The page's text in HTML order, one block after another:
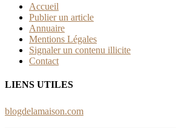
Accueil
Publier un article
Annuaire
Mentions Légales
Signaler un contenu illicite
Contact
LIENS UTILES
blogdelamaison.com